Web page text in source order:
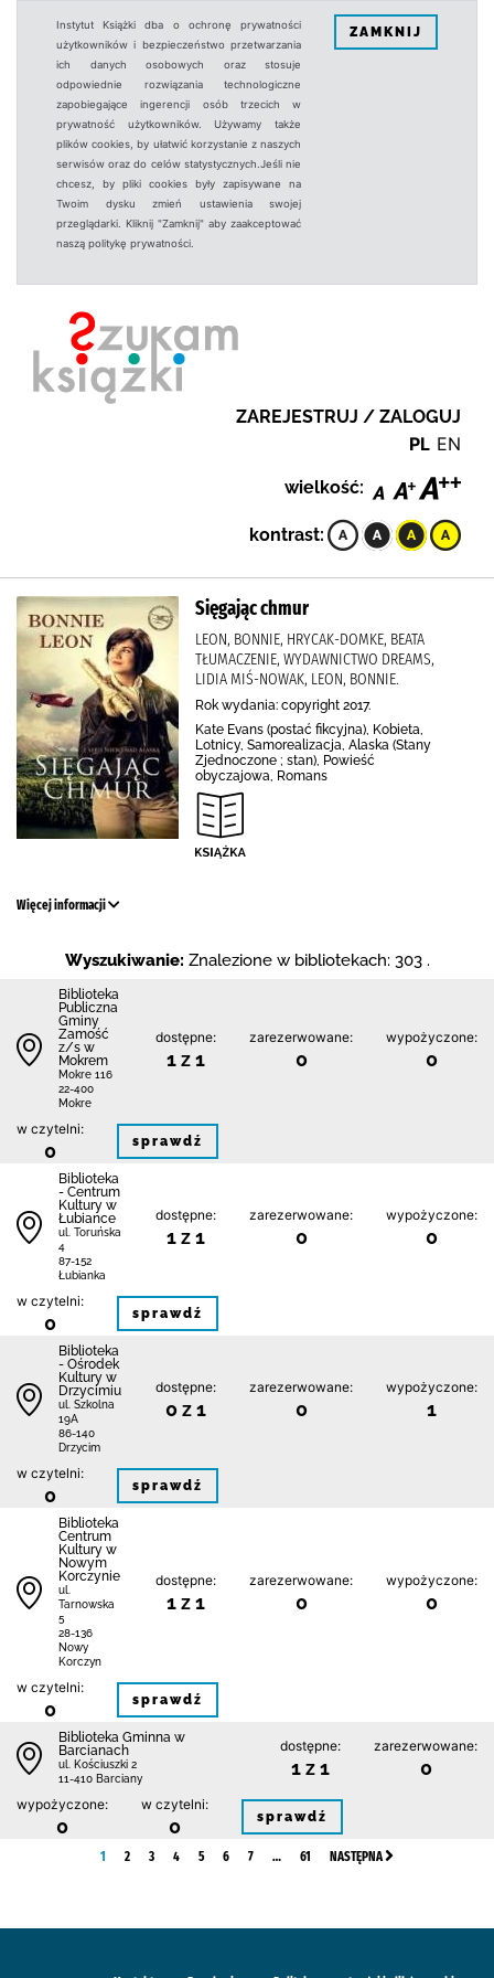
Instytut Książki dba o ochronę prywatności
użytkowników i bezpieczeństwo przetwarzania
ich danych osobowych oraz stosuje
odpowiednie rozwiązania technologiczne
zapobiegające ingerencji osób trzecich w
prywatność użytkowników. Używamy także
plików cookies, by ułatwić korzystanie z naszych
serwisów oraz do celów statystycznych.Jeśli nie
chcesz, by pliki cookies były zapisywane na
Twoim dysku zmień ustawienia swojej
przeglądarki. Kliknij "Zamknij" aby zaakceptować
naszą politykę prywatności.
ZAMKNIJ
ZAREJESTRUJ / ZALOGUJ
PL EN
wielkość:
kontrast:
Sięgając chmur
LEON, BONNIE, HRYCAK-DOMKE, BEATA
TŁUMACZENIE, WYDAWNICTWO DREAMS,
LIDIA MIŚ-NOWAK, LEON, BONNIE.
Rok wydania: copyright 2017.
Kate Evans (postać fikcyjna), Kobieta,
Lotnicy, Samorealizacja, Alaska (Stany
Zjednoczone ; stan), Powieść
obyczajowa, Romans
Więcej informacji
Wyszukiwanie: Znalezione w bibliotekach: 303 .
Biblio­teka
Publiczna
Gminy
Zamość
z/s w
Mokrem
Mokre 116
22-400
Mokre
dostępne:
1 z 1
zarezerwowane:
0
wypożyczone:
0
w czytelni:
0 sprawdź
Biblioteka
- Centrum
Kultury w
Łubiance
ul. Toruńska
4
87-152
Łubianka
dostępne:
1 z 1
zarezerwowane:
0
wypożyczone:
0
w czytelni:
0 sprawdź
Biblioteka
- Ośrodek
Kultury w
Drzycimiu
ul. Szkolna
19A
86-140
Drzycim
dostępne:
0 z 1
zarezerwowane:
0
wypożyczone:
1
w czytelni:
0 sprawdź
Biblioteka
Centrum
Kultury w
Nowym
Korczynie
ul.
Tarnowska
5
28-136
Nowy
Korczyn
dostępne:
1 z 1
zarezerwowane:
0
wypożyczone:
0
w czytelni:
0 sprawdź
Biblioteka Gminna w
Barcianach
ul. Kościuszki 2
11-410 Barciany
dostępne:
1 z 1
zarezerwowane:
0
wypożyczone:
0
w czytelni:
0 sprawdź
1 2 3 4 5 6 7 … 61 NASTĘPNA